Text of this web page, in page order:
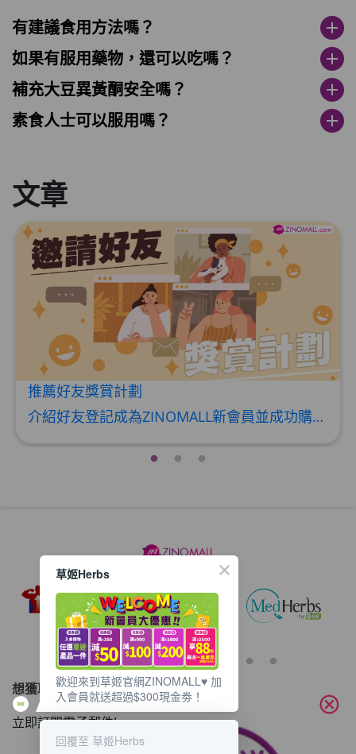
有建議食用方法嗎？ add
如果有服用藥物，還可以吃嗎？ add
補充大豆異黃酮安全嗎？ add
素食人士可以服用嗎？ add
文章
推薦好友獎賞計劃
介紹好友登記成為ZINOMALL新會員並成功購物，您即可獲得$50Mall Dollar現金回贈，你的好友亦可同時獲得$50Mall Dollar現金回贈。 **舊會員必須完成首張訂單才可開通邀請好友獎賞計劃** 1. 舊會員可於 我的帳戶>>>邀請好友獎賞 中找到 好友推薦碼 (紅圈位置) 2. 會員可複製好友推薦碼並透過 Whatsapp / Facebook / Email分享給自己好友。推薦好友次數不限，介紹愈多新朋友，可獲得愈多Mall Dollar現金回贈。 3. 好友
想獲取最新的優惠資訊？
立即訂閱電子郵件!
cancel
草姬Herbs
歡迎來到草姬官網ZINOMALL♥️ 加
入會員就送超過$300現金劵！
回覆至 草姬Herbs